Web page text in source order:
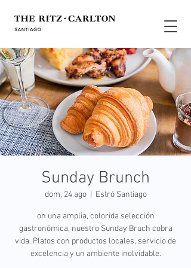
Sunday Brunch
dom, 24 ago
  |
Estró Santiago
on una amplia, colorida selección
gastronómica, nuestro Sunday Bruch cobra
vida. Platos con productos locales, servicio de
excelencia y un ambiente inolvidable.